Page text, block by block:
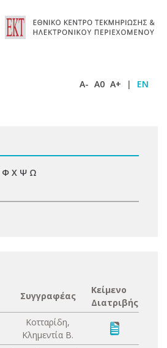
A- A0 A+ | EN
Φ Χ Ψ Ω
Συγγραφέας
Κείμενο
Διατριβής
Κοτταρίδη,
Κλημεντία Β.